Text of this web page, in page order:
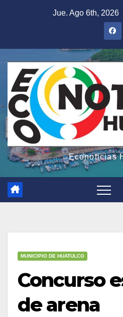
Jue. Ago 6th, 2026
Econoticias
MUNICIPIO DE HUATULCO
Concurso
de arena